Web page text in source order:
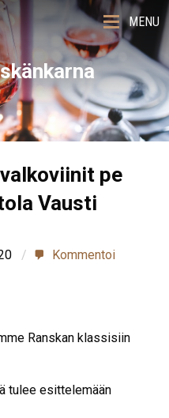
MENU
pe
Vausti
Kommentoi
Ranskan klassisiin
tulee esittelemään